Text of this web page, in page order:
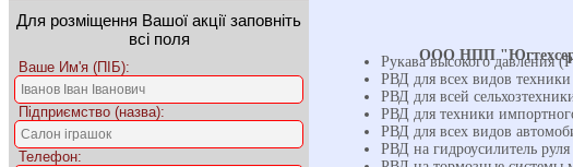
Для розміщення Вашої акції заповніть
всі поля
Ваше Им'я (ПІБ):
Підприємство (назва):
Телефон:
ООО НПП
Рукава высокого
РВД для всех видов техники
РВД для всей
РВД для техники
РВД для всех видов
РВД на гидроусилитель